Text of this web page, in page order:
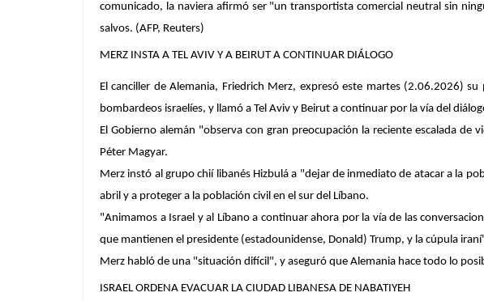
comunicado, la naviera afirmó ser "un transportista comercial neutral sin
salvos. (AFP, Reuters)
MERZ INSTA A TEL AVIV Y A BEIRUT A CONTINUAR DIÁLOGO
El canciller de Alemania, Friedrich Merz, expresó este martes (2.06.2026)
bombardeos israelíes, y llamó a Tel Aviv y Beirut a continuar por la vía del
El Gobierno alemán "observa con gran preocupación la reciente escalada
Péter Magyar.
Merz instó al grupo chií libanés Hizbulá a "dejar de inmediato de atacar a la
abril y a proteger a la población civil en el sur del Líbano.
"Animamos a Israel y al Líbano a continuar ahora por la vía de las
que mantienen el presidente (estadounidense, Donald) Trump, y la cúpula
Merz habló de una "situación difícil", y aseguró que Alemania hace todo lo
ISRAEL ORDENA EVACUAR LA CIUDAD LIBANESA DE NABATIYEH